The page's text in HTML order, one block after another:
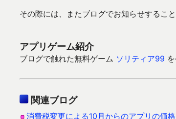
その際には、またブログでお知らせすること
アプリゲーム紹介
ブログで触れた無料ゲーム ソリティア99
関連ブログ
消費税変更による10月からのアプリの価